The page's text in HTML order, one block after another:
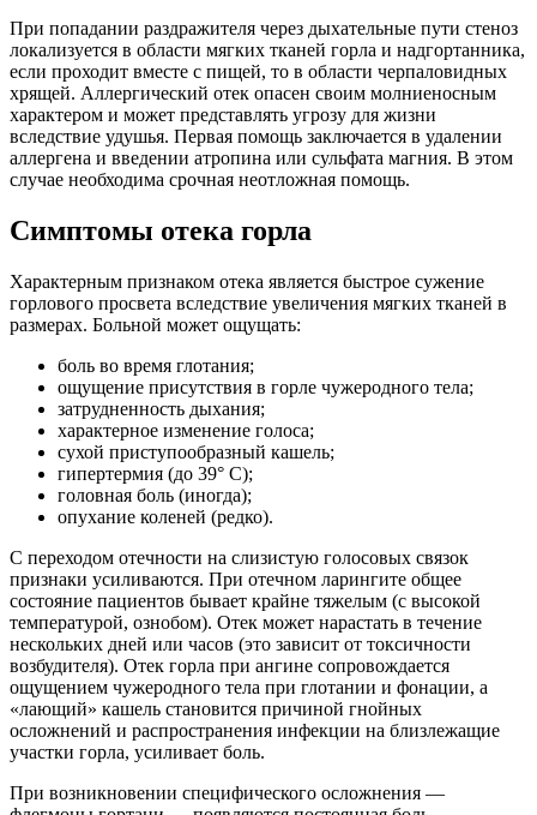
При попадании раздражителя через дыхательные пути стеноз
локализуется в области мягких тканей горла и надгортанника,
если проходит вместе с пищей, то в области черпаловидных
хрящей. Аллергический отек опасен своим молниеносным
характером и может представлять угрозу для жизни
вследствие удушья. Первая помощь заключается в удалении
аллергена и введении атропина или сульфата магния. В этом
случае необходима срочная неотложная помощь.
Симптомы отека горла
Характерным признаком отека является быстрое сужение
горлового просвета вследствие увеличения мягких тканей в
размерах. Больной может ощущать:
боль во время глотания;
ощущение присутствия в горле чужеродного тела;
затрудненность дыхания;
характерное изменение голоса;
сухой приступообразный кашель;
гипертермия (до 39° С);
головная боль (иногда);
опухание коленей (редко).
С переходом отечности на слизистую голосовых связок
признаки усиливаются. При отечном ларингите общее
состояние пациентов бывает крайне тяжелым (с высокой
температурой, ознобом). Отек может нарастать в течение
нескольких дней или часов (это зависит от токсичности
возбудителя). Отек горла при ангине сопровождается
ощущением чужеродного тела при глотании и фонации, а
«лающий» кашель становится причиной гнойных
осложнений и распространения инфекции на близлежащие
участки горла, усиливает боль.
При возникновении специфического осложнения —